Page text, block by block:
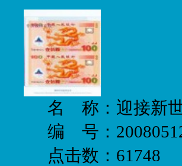
名 称：迎接新
编 号：
点击数：61748